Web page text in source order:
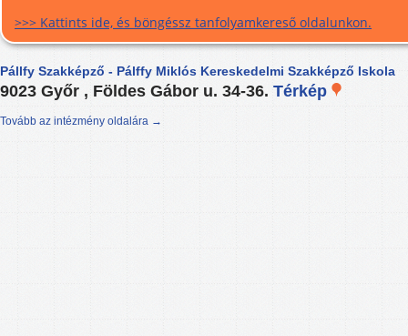
>>> Kattints ide, és böngéssz tanfolyamkereső oldalunkon.
Pállfy Szakképző - Pálffy Miklós Kereskedelmi Szakképző Iskola
9023 Győr , Földes Gábor u. 34-36. Térkép
Tovább az intézmény oldalára →